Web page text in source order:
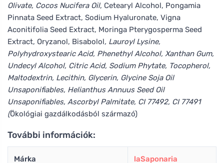
Olivate, Cocos Nucifera Oil, Cetearyl Alcohol, Pongamia
Pinnata Seed Extract, Sodium Hyaluronate, Vigna
Aconitifolia Seed Extract, Moringa Pterygosperma Seed
Extract, Oryzanol, Bisabolol, Lauroyl Lysine,
Polyhydroxystearic Acid, Phenethyl Alcohol, Xanthan Gum,
Undecyl Alcohol, Citric Acid, Sodium Phytate, Tocopherol,
Maltodextrin, Lecithin, Glycerin, Glycine Soja Oil
Unsaponifiables, Helianthus Annuus Seed Oil
Unsaponifiables, Ascorbyl Palmitate, CI 77492, CI 77491
(Ökológiai gazdálkodásból származó)
További információk:
Márka laSaponaria